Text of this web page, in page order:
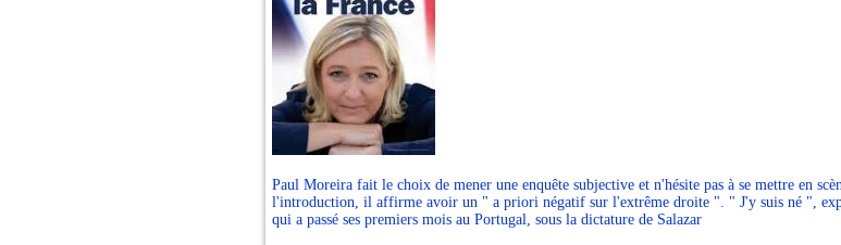
Paul Moreira fait le choix de mener une enquête subjective et n'hésite pas à se mettre en
l'introduction, il affirme avoir un " a priori négatif sur l'extrême droite ". " J'y suis né ",
qui a passé ses premiers mois au Portugal, sous la dictature de Salazar